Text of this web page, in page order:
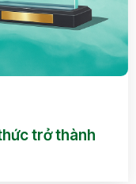
trở thành